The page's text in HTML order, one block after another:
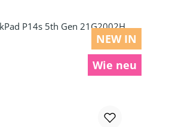
NEW IN
Wie neu